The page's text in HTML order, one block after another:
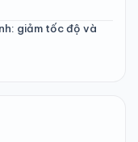
giảm tốc độ và